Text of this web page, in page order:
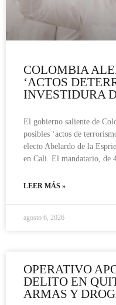
COLOMBIA
‘ACTOS
INVESTIDURA
El gobierno saliente de
posibles ‘actos de
electo Abelardo de la
en Cali. El mandatario, de
LEER MÁS »
agosto 6, 2026
OPERATIVO
DELITO EN
ARMAS Y